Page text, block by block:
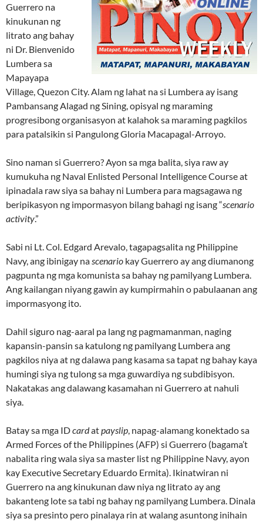
Guerrero na
kinukunan ng
litrato ang bahay
ni Dr. Bienvenido
Lumbera sa
Mapayapa
Village, Quezon City. Alam ng lahat na si Lumbera ay isang
Pambansang Alagad ng Sining, opisyal ng maraming
progresibong organisasyon at kalahok sa maraming pagkilos
para patalsikin si Pangulong Gloria Macapagal-Arroyo.
Sino naman si Guerrero? Ayon sa mga balita, siya raw ay
kumukuha ng Naval Enlisted Personal Intelligence Course at
ipinadala raw siya sa bahay ni Lumbera para magsagawa ng
beripikasyon ng impormasyon bilang bahagi ng isang “scenario
activity.”
Sabi ni Lt. Col. Edgard Arevalo, tagapagsalita ng Philippine
Navy, ang ibinigay nascenario kay Guerrero ay ang diumanong
pagpunta ng mga komunista sa bahay ng pamilyang Lumbera.
Ang kailangan niyang gawin ay kumpirmahin o pabulaanan ang
impormasyong ito.
Dahil siguro nag-aaral pa lang ng pagmamanman, naging
kapansin-pansin sa katulong ng pamilyang Lumbera ang
pagkilos niya at ng dalawa pang kasama sa tapat ng bahay kaya
humingi siya ng tulong sa mga guwardiya ng subdibisyon.
Nakatakas ang dalawang kasamahan ni Guerrero at nahuli
siya.
Batay sa mga IDcardatpayslip, napag-alamang konektado sa
Armed Forces of the Philippines (AFP) si Guerrero (bagama’t
nabalita ring wala siya sa master list ng Philippine Navy, ayon
kay Executive Secretary Eduardo Ermita). Ikinatwiran ni
Guerrero na ang kinukunan daw niya ng litrato ay ang
bakanteng lote sa tabi ng bahay ng pamilyang Lumbera. Dinala
siya sa presinto pero pinalaya rin at walang asuntong inihain